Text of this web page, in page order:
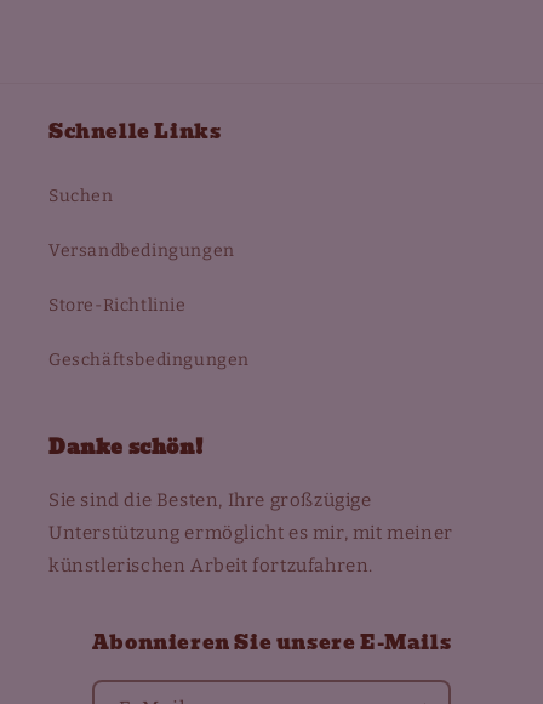
Schnelle Links
Suchen
Versandbedingungen
Store-Richtlinie
Geschäftsbedingungen
Danke schön!
Sie sind die Besten, Ihre großzügige
Unterstützung ermöglicht es mir, mit meiner
künstlerischen Arbeit fortzufahren.
Abonnieren Sie unsere E-Mails